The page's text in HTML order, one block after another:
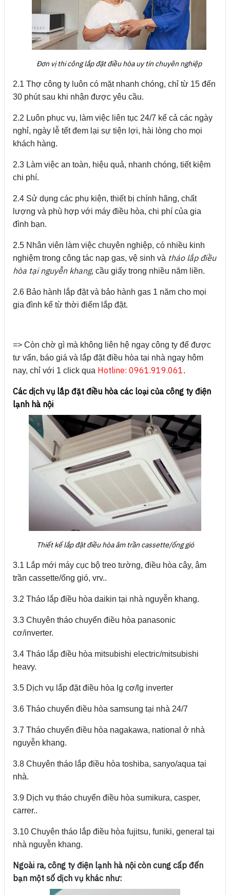
Đơn vị thi công lắp đặt điều hòa uy tín chuyên nghiệp
2.1 Thợ công ty luôn có mặt nhanh chóng, chỉ từ 15 đến
30 phút sau khi nhận được yêu cầu.
2.2 Luôn phục vụ, làm việc liên tục 24/7 kể cả các ngày
nghỉ, ngày lễ tết đem lại sự tiện lợi, hài lòng cho mọi
khách hàng.
2.3 Làm việc an toàn, hiệu quả, nhanh chóng, tiết kiệm
chi phí.
2.4 Sử dụng các phụ kiện, thiết bị chính hãng, chất
lượng và phù hợp với máy điều hòa, chi phí của gia
đình bạn.
2.5 Nhân viên làm việc chuyên nghiệp, có nhiều kinh
nghiệm trong công tác nạp gas, vệ sinh và tháo lắp điều
hòa tại nguyễn khang, cầu giấy trong nhiều năm liền.
2.6 Bảo hành lắp đặt và bảo hành gas 1 năm cho mọi
gia đình kể từ thời điểm lắp đặt.
=> Còn chờ gì mà không liên hệ ngay công ty để được
tư vấn, báo giá và lắp đặt điều hòa tại nhà ngay hôm
nay, chỉ với 1 click qua Hotline: 0961.919.061.
Các dịch vụ lắp đặt điều hòa các loại của công ty điện
lạnh hà nội
Thiết kế lắp đặt điều hòa âm trần cassette/ống gió
3.1 Lắp mới máy cục bộ treo tường, điều hòa cây, âm
trần cassette/ống gió, vrv..
3.2 Tháo lắp điều hòa daikin tại nhà nguyễn khang.
3.3 Chuyên tháo chuyển điều hòa panasonic
cơ/inverter.
3.4 Tháo lắp điều hòa mitsubishi electric/mitsubishi
heavy.
3.5 Dịch vụ lắp đặt điều hòa lg cơ/lg inverter
3.6 Tháo chuyển điều hòa samsung tại nhà 24/7
3.7 Tháo chuyển điều hòa nagakawa, national ở nhà
nguyễn khang.
3.8 Chuyên tháo lắp điều hòa toshiba, sanyo/aqua tại
nhà.
3.9 Dịch vụ tháo chuyển điều hòa sumikura, casper,
carrer..
3.10 Chuyên tháo lắp điều hòa fujitsu, funiki, general tại
nhà nguyễn khang.
Ngoài ra, công ty điện lạnh hà nội còn cung cấp đến
bạn một số dịch vụ khác như: